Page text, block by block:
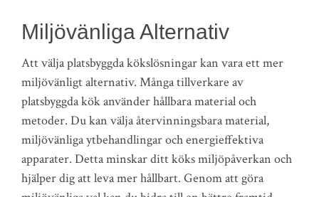
Miljövänliga Alternativ
Att välja platsbyggda kökslösningar kan vara ett mer
miljövänligt alternativ. Många tillverkare av
platsbyggda kök använder hållbara material och
metoder. Du kan välja återvinningsbara material,
miljövänliga ytbehandlingar och energieffektiva
apparater. Detta minskar ditt köks miljöpåverkan och
hjälper dig att leva mer hållbart. Genom att göra